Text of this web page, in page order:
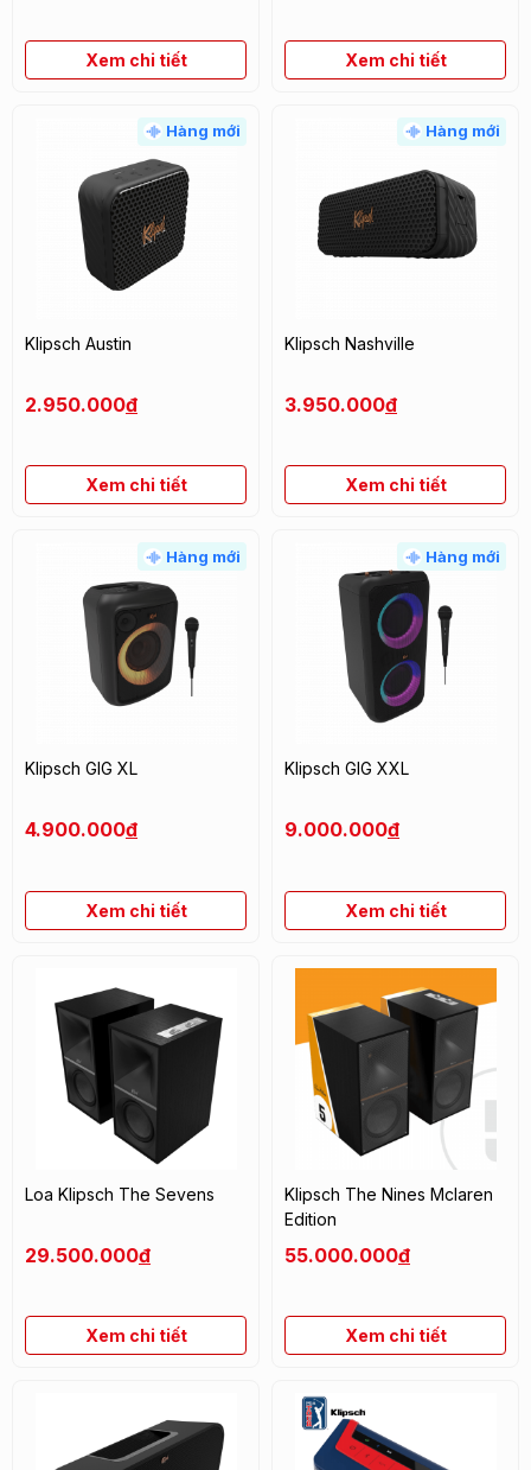
Xem chi tiết Xem chi tiết
Hàng mới
Klipsch Austin
2.950.000đ
Xem chi tiết
Hàng mới
Klipsch Nashville
3.950.000đ
Xem chi tiết
Hàng mới
Klipsch GIG XL
4.900.000đ
Xem chi tiết
Hàng mới
Klipsch GIG XXL
9.000.000đ
Xem chi tiết
Loa Klipsch The Sevens
29.500.000đ
Xem chi tiết
Klipsch The Nines Mclaren
Edition
55.000.000đ
Xem chi tiết